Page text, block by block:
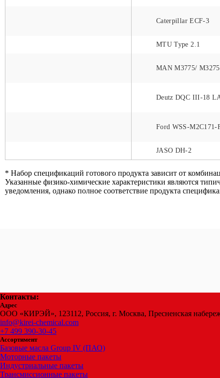
Caterpillar ECF-3
MTU Type 2.1
MAN M3775/ M3275
Deutz DQC III-18
Ford WSS-M2C171-
JASO DH-2
* Набор спецификаций готового продукта зависит от
Указанные физико-химические характеристики являются
уведомления, однако полное соответствие продукта
Контакты:
Адрес
ООО «КИРЭЙ», 123112, Россия, г. Москва, Пресненская
info@kirei-chemical.com
+7 499 390-30-45
Ассортимент
Базовые масла Group IV (ПАО)
Моторные пакеты
Индустриальные пакеты
Трансмиссионные пакеты